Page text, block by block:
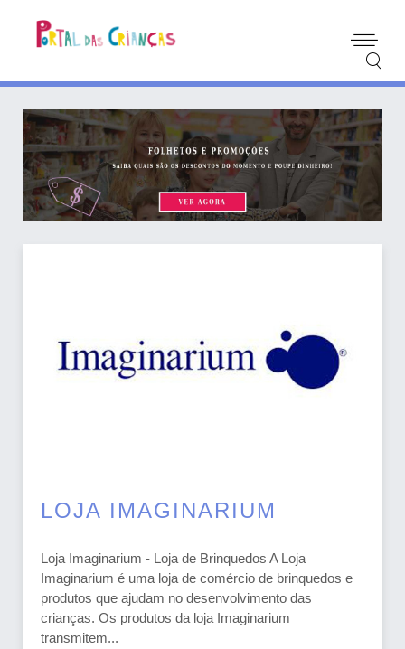
LOJA IMAGINARIUM
Loja Imaginarium - Loja de Brinquedos A Loja
Imaginarium é uma loja de comércio de brinquedos e
produtos que ajudam no desenvolvimento das
crianças. Os produtos da loja Imaginarium
transmitem...